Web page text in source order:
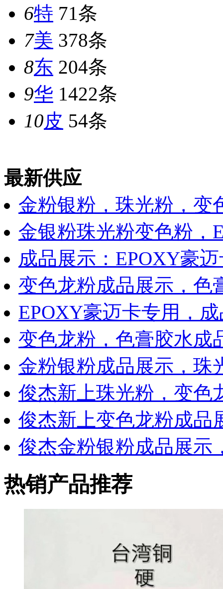
6特 71条
7美 378条
8东 204条
9华 1422条
10皮 54条
最新供应
金粉银粉，珠光粉，变
金银粉珠光粉变色粉，
成品展示：EPOXY豪
变色龙粉成品展示，色
EPOXY豪迈卡专用，
变色龙粉，色膏胶水成
金粉银粉成品展示，珠
俊杰新上珠光粉，变色
俊杰新上变色龙粉成品
俊杰金粉银粉成品展示
热销产品推荐